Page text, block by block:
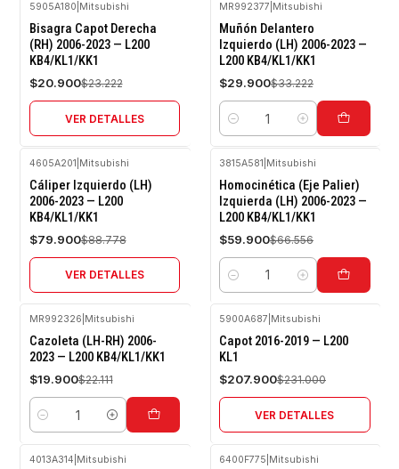
-10%
OFF
Agotado
5905A180 Mitsubishi
Bisagra Capot Derecha
(RH) 2006-2023 — L200
KB4/KL1/KK1
$20.900$23.222
VER DETALLES
-10%
OFF
MR992377 Mitsubishi
Muñón Delantero
Izquierdo (LH) 2006-2023 —
L200 KB4/KL1/KK1
$29.900$33.222
Cantidad
-10%
OFF
Agotado
4605A201 Mitsubishi
Cáliper Izquierdo (LH)
2006-2023 — L200
KB4/KL1/KK1
$79.900$88.778
VER DETALLES
-10%
OFF
3815A581 Mitsubishi
Homocinética (Eje Palier)
Izquierda (LH) 2006-2023 —
L200 KB4/KL1/KK1
$59.900$66.556
Cantidad
-10%
OFF
MR992326 Mitsubishi
Cazoleta (LH-RH) 2006-
2023 — L200 KB4/KL1/KK1
$19.900$22.111
Cantidad
-10%
OFF
5900A687 Mitsubishi
Capot 2016-2019 — L200
KL1
$207.900$231.000
VER DETALLES
4013A314 Mitsubishi 6400F775 Mitsubishi